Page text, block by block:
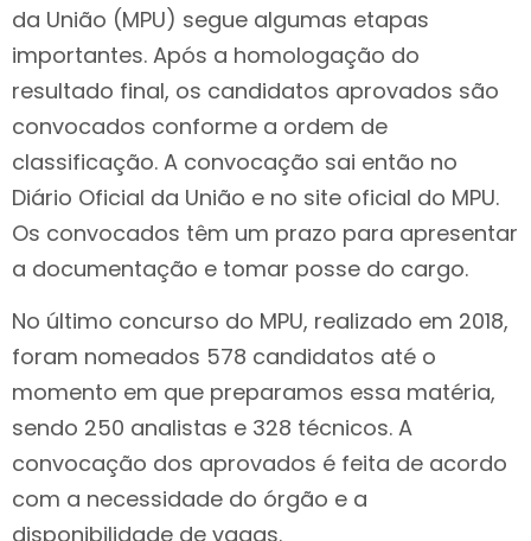
da União (MPU) segue algumas etapas
importantes. Após a homologação do
resultado final, os candidatos aprovados são
convocados conforme a ordem de
classificação. A convocação sai então no
Diário Oficial da União e no site oficial do MPU.
Os convocados têm um prazo para apresentar
a documentação e tomar posse do cargo.
No último concurso do MPU, realizado em 2018,
foram nomeados 578 candidatos até o
momento em que preparamos essa matéria,
sendo 250 analistas e 328 técnicos. A
convocação dos aprovados é feita de acordo
com a necessidade do órgão e a
disponibilidade de vagas.